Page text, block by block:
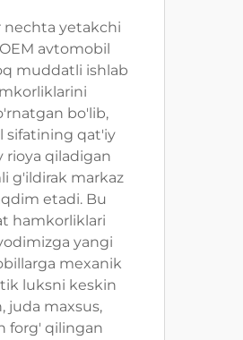
nechta yetakchi
avtomobil
muddatli ishlab
bo'lib,
sifatining qat'iy
rioya qiladigan
g'ildirak markaz
etadi. Bu
hamkorliklari
yangi
mexanik
luksni keskin
juda maxsus,
forg' qilingan